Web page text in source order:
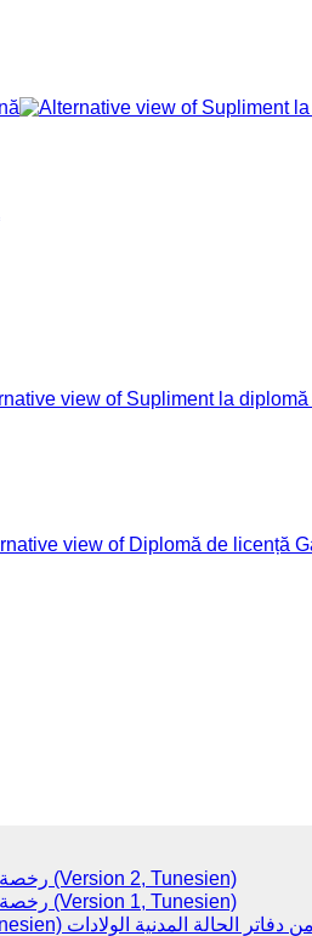
رخصة سياقة (Version 2, Tunesien)
رخصة سياقة (Version 1, Tunesien)